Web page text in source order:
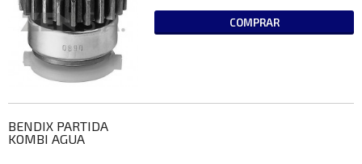
COMPRAR
BENDIX PARTIDA
KOMBI AGUA